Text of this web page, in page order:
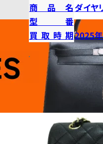
商品名ダイヤ
型番
買取時期2025